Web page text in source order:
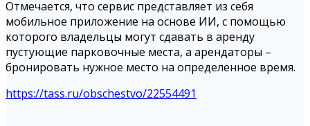
Отмечается, что сервис представляет из себя
мобильное приложение на основе ИИ, с помощью
которого владельцы могут сдавать в аренду
пустующие парковочные места, а арендаторы –
бронировать нужное место на определенное время.
https://tass.ru/obschestvo/22554491